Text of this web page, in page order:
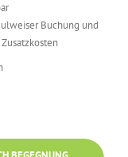
Buchung und